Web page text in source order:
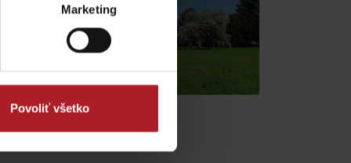
Marketing
Povoliť všetkoGalérijna záhrada
Liptovský Mikuláš